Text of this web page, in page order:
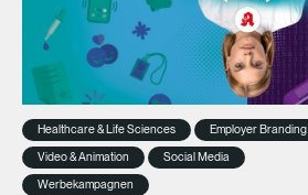
Healthcare & Life Sciences
Employer Branding
Video & Animation
Social Media
Werbekampagnen